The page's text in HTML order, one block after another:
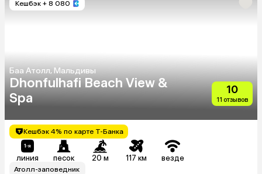
Кешбэк + 8 080
Баа Атолл, Мальдивы
Dhonfulhafi Beach View &
Spa
10
11 отзывов
Кешбэк 4% по карте Т-Банка
линия песок 20 м 117 км везде
Атолл-заповедник